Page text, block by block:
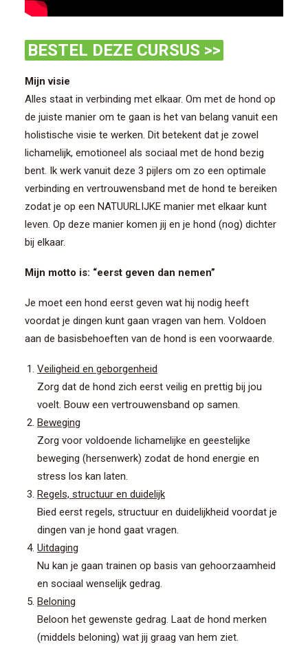
BESTEL DEZE CURSUS >>
Mijn visie
Alles staat in verbinding met elkaar. Om met de hond op
de juiste manier om te gaan is het van belang vanuit een
holistische visie te werken. Dit betekent dat je zowel
lichamelijk, emotioneel als sociaal met de hond bezig
bent. Ik werk vanuit deze 3 pijlers om zo een optimale
verbinding en vertrouwensband met de hond te bereiken
zodat je op een NATUURLIJKE manier met elkaar kunt
leven. Op deze manier komen jij en je hond (nog) dichter
bij elkaar.
Mijn motto is: “eerst geven dan nemen”
Je moet een hond eerst geven wat hij nodig heeft
voordat je dingen kunt gaan vragen van hem. Voldoen
aan de basisbehoeften van de hond is een voorwaarde.
Veiligheid en geborgenheid
Zorg dat de hond zich eerst veilig en prettig bij jou
voelt. Bouw een vertrouwensband op samen.
Beweging
Zorg voor voldoende lichamelijke en geestelijke
beweging (hersenwerk) zodat de hond energie en
stress los kan laten.
Regels, structuur en duidelijk
Bied eerst regels, structuur en duidelijkheid voordat je
dingen van je hond gaat vragen.
Uitdaging
Nu kan je gaan trainen op basis van gehoorzaamheid
en sociaal wenselijk gedrag.
Beloning
Beloon het gewenste gedrag. Laat de hond merken
(middels beloning) wat jij graag van hem ziet.